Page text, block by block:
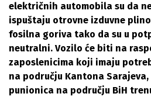
električnih automobila su da
ispuštaju otrovne izduvne
fosilna goriva tako da su u
neutralni. Vozilo će biti na
zaposlenicima koji imaju
na području Kantona
punionica na području BiH